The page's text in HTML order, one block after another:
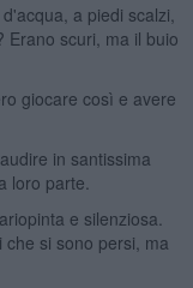
a piedi scalzi,
Erano scuri, ma il buio
giocare così e avere
in santissima
loro parte.
e silenziosa.
si sono persi, ma